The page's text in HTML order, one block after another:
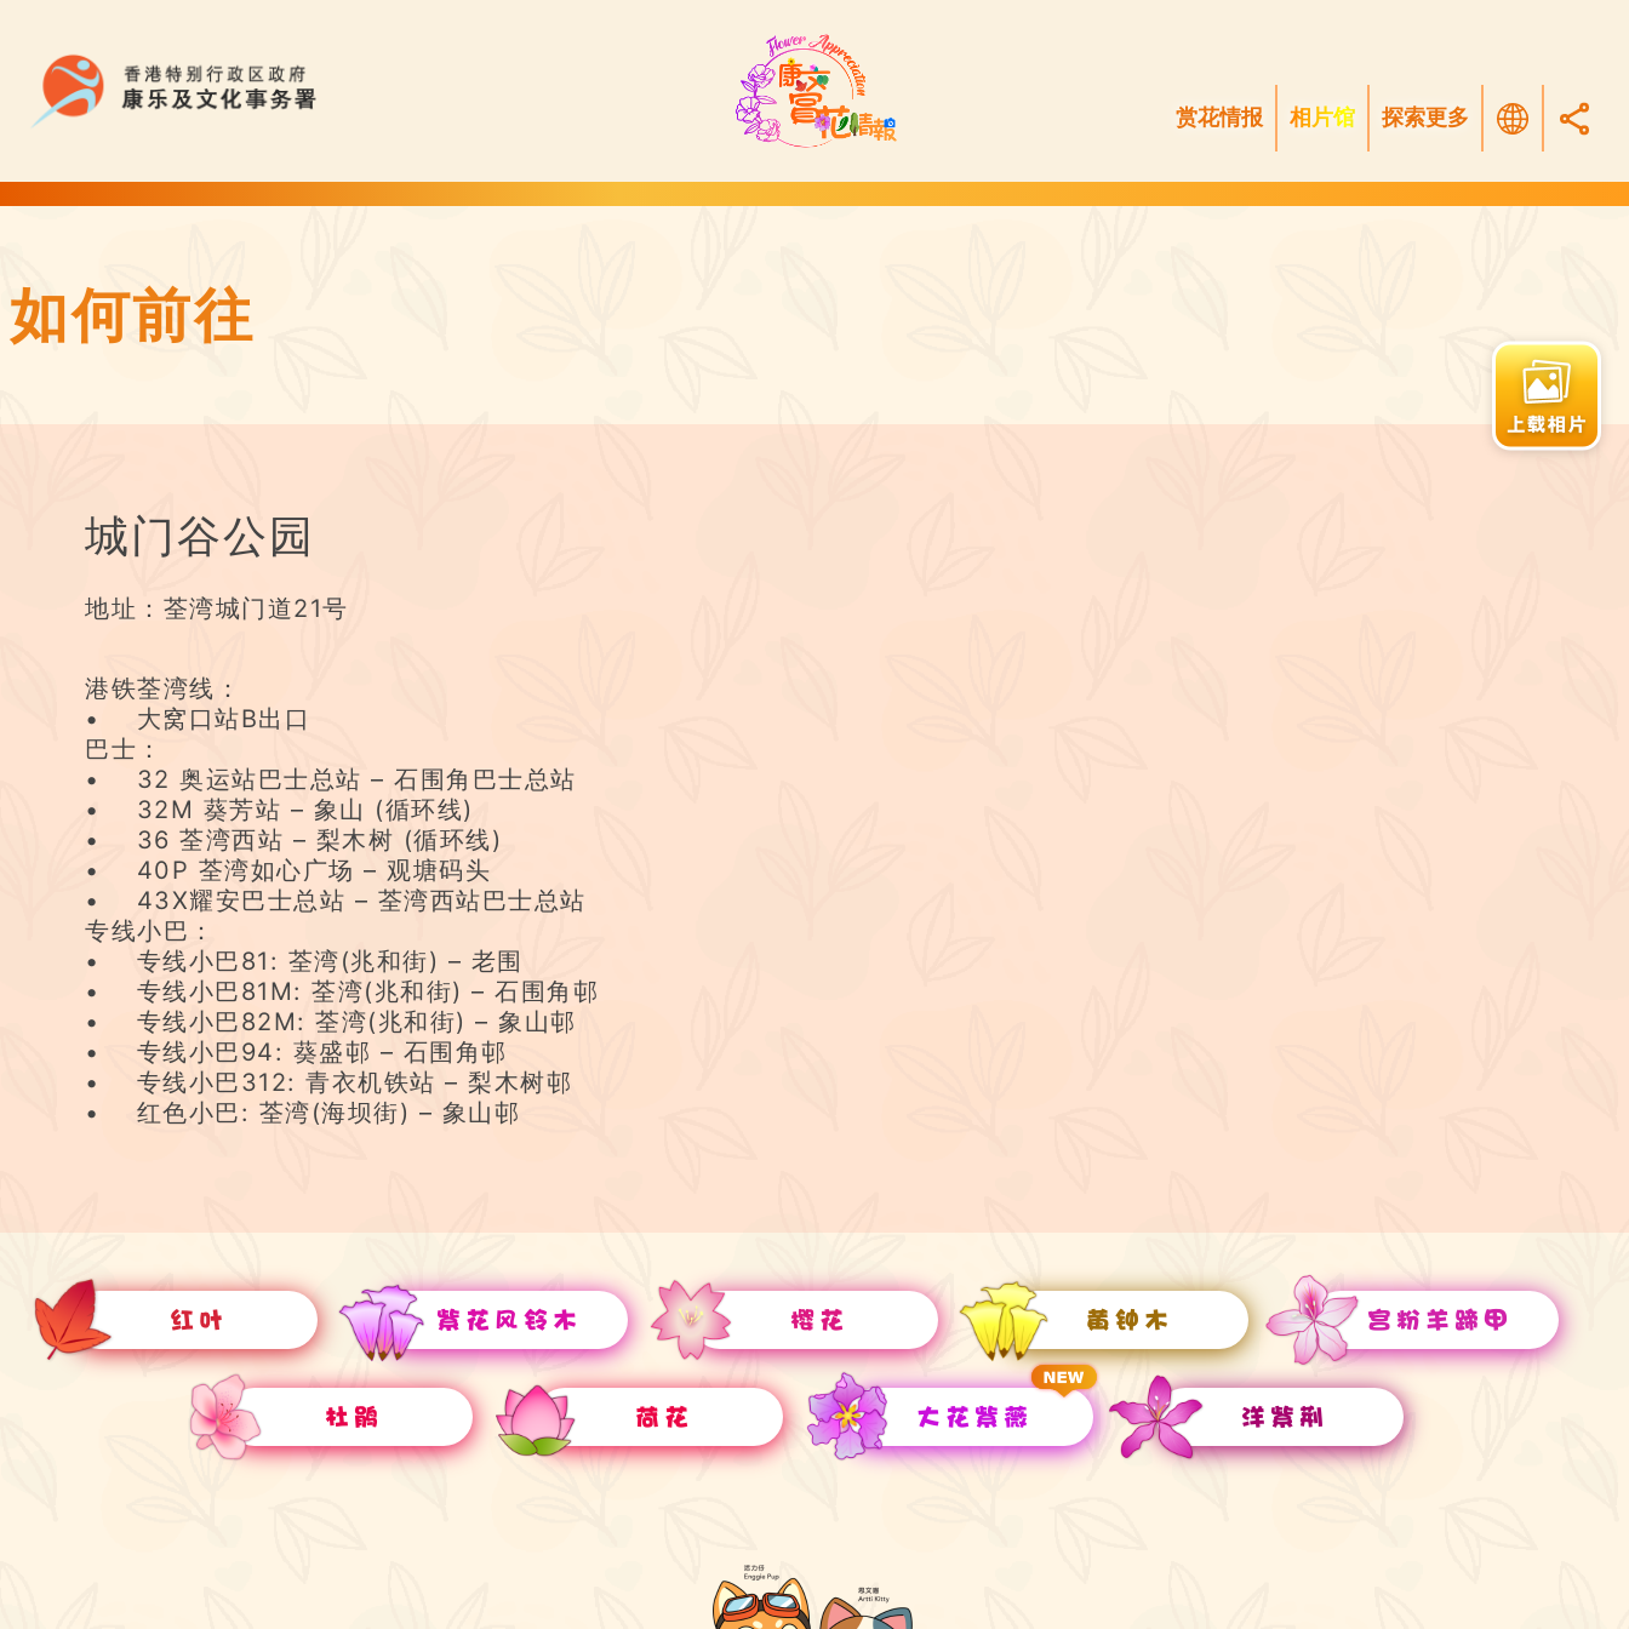
赏花情报 相片馆 探索更多
如何前往
城门谷公园
地址：荃湾城门道21号
港铁荃湾线：
• 大窝口站B出口
巴士：
• 32 奥运站巴士总站 – 石围角巴士总站
• 32M 葵芳站 – 象山 (循环线)
• 36 荃湾西站 – 梨木树 (循环线)
• 40P 荃湾如心广场 – 观塘码头
• 43X耀安巴士总站 – 荃湾西站巴士总站
专线小巴：
• 专线小巴81: 荃湾(兆和街) – 老围
• 专线小巴81M: 荃湾(兆和街) – 石围角邨
• 专线小巴82M: 荃湾(兆和街) – 象山邨
• 专线小巴94: 葵盛邨 – 石围角邨
• 专线小巴312: 青衣机铁站 – 梨木树邨
• 红色小巴: 荃湾(海坝街) – 象山邨
红叶 紫花风铃木 樱花 黄钟木 宫粉羊蹄甲
杜鹃 荷花 大花紫薇 洋紫荆